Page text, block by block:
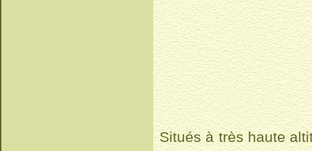
Situés à très haute